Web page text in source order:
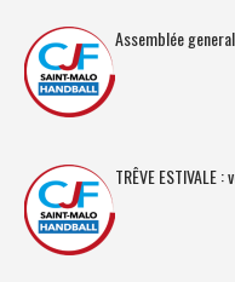
Assemblée
TRÊVE